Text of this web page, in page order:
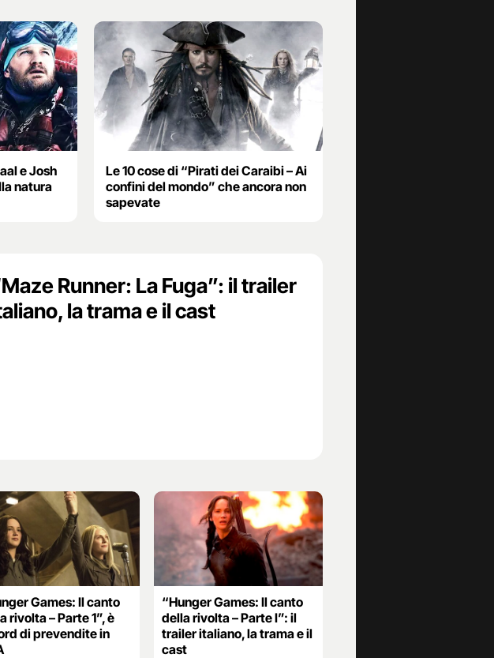
e Josh
natura
Le 10 cose di “Pirati dei Caraibi – Ai
confini del mondo” che ancora non
sapevate
Runner: La Fuga”: il trailer
la trama e il cast
Games: Il canto
rivolta – Parte 1”, è
di prevendite in
“Hunger Games: Il canto
della rivolta – Parte I”: il
trailer italiano, la trama e il
cast